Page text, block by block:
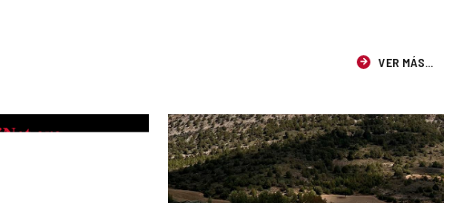
VER MÁS...